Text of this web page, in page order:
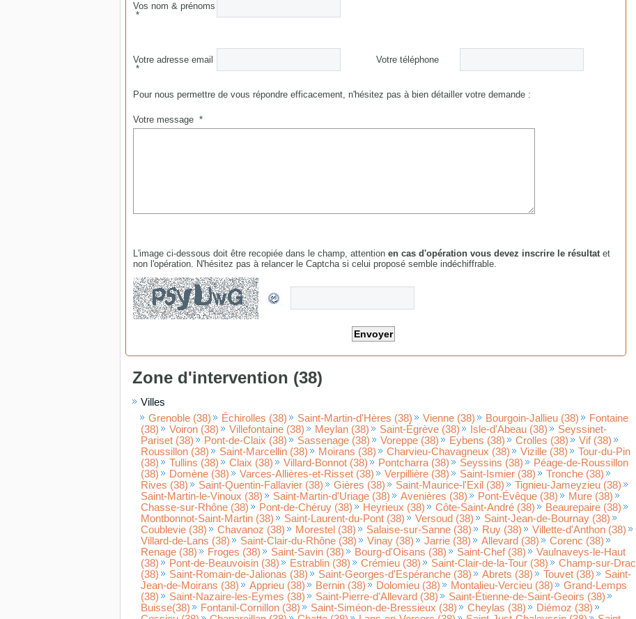
Vos nom & prénoms
*
Votre adresse email
*
Votre téléphone
Pour nous permettre de vous répondre efficacement, n'hésitez pas à bien détailler votre demande :
Votre message *
L'image ci-dessous doit être recopiée dans le champ, attention en cas d'opération vous devez inscrire le résultat et
non l'opération. N'hésitez pas à relancer le Captcha si celui proposé semble indéchiffrable.
Zone d'intervention (38)
Villes
Grenoble (38)
Échirolles (38) Saint-Martin-d'Hères (38) Vienne (38) Bourgoin-Jallieu (38)
Fontaine
(38)
Voiron (38) Villefontaine (38) Meylan (38) Saint-Égrève (38) Isle-d'Abeau (38)
Seyssinet-
Pariset (38)
Pont-de-Claix (38) Sassenage (38) Voreppe (38) Eybens (38) Crolles (38)
Vif (38)
Roussillon (38)
Saint-Marcellin (38) Moirans (38) Charvieu-Chavagneux (38) Vizille (38)
Tour-du-Pin
(38)
Tullins (38) Claix (38) Villard-Bonnot (38) Pontcharra (38) Seyssins (38)
Péage-de-Roussillon
(38)
Domène (38) Varces-Allières-et-Risset (38) Verpillière (38) Saint-Ismier (38)
Tronche (38)
Rives (38)
Saint-Quentin-Fallavier (38) Gières (38) Saint-Maurice-l'Exil (38)
Tignieu-Jameyzieu (38)
Saint-Martin-le-Vinoux (38)
Saint-Martin-d'Uriage (38) Avenières (38) Pont-Évêque (38)
Mure (38)
Chasse-sur-Rhône (38)
Pont-de-Chéruy (38) Heyrieux (38) Côte-Saint-André (38)
Beaurepaire (38)
Montbonnot-Saint-Martin (38)
Saint-Laurent-du-Pont (38) Versoud (38)
Saint-Jean-de-Bournay (38)
Coublevie (38)
Chavanoz (38) Morestel (38) Salaise-sur-Sanne (38) Ruy (38)
Villette-d'Anthon (38)
Villard-de-Lans (38)
Saint-Clair-du-Rhône (38) Vinay (38) Jarrie (38) Allevard (38)
Corenc (38)
Renage (38)
Froges (38) Saint-Savin (38) Bourg-d'Oisans (38) Saint-Chef (38)
Vaulnaveys-le-Haut
(38)
Pont-de-Beauvoisin (38) Estrablin (38) Crémieu (38) Saint-Clair-de-la-Tour (38)
Champ-sur-Drac
(38)
Saint-Romain-de-Jalionas (38) Saint-Georges-d'Espéranche (38) Abrets (38) Touvet (38)
Saint-
Jean-de-Moirans (38)
Apprieu (38) Bernin (38) Dolomieu (38) Montalieu-Vercieu (38)
Grand-Lemps
(38)
Saint-Nazaire-les-Eymes (38) Saint-Pierre-d'Allevard (38)
Saint-Étienne-de-Saint-Geoirs (38)
Buisse(38)
Fontanil-Cornillon (38) Saint-Siméon-de-Bressieux (38) Cheylas (38)
Diémoz (38)